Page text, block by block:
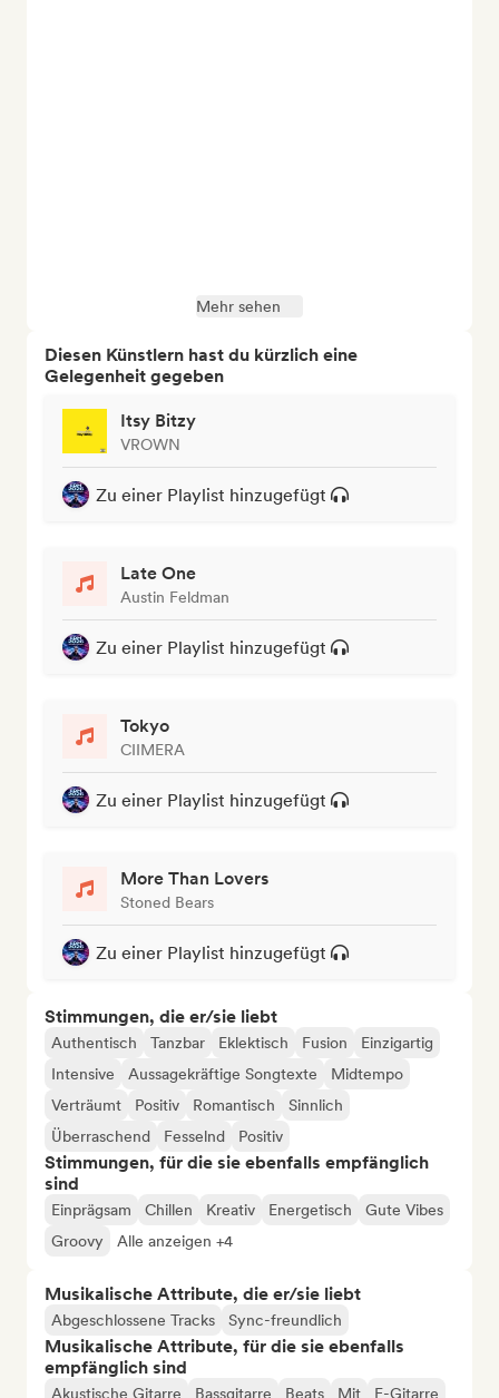
Mehr sehen
Diesen Künstlern hast du kürzlich eine
Gelegenheit gegeben
Itsy Bitzy
VROWN
Zu einer Playlist hinzugefügt
Late One
Austin Feldman
Zu einer Playlist hinzugefügt
Tokyo
CIIMERA
Zu einer Playlist hinzugefügt
More Than Lovers
Stoned Bears
Zu einer Playlist hinzugefügt
Stimmungen, die er/sie liebt
Authentisch Tanzbar Eklektisch Fusion
Einzigartig
Intensive
Aussagekräftige Songtexte
Midtempo
Verträumt
Positiv Romantisch
Sinnlich
Überraschend
Fesselnd Positiv
Stimmungen, für die sie ebenfalls empfänglich
sind
Einprägsam Chillen Kreativ Energetisch
Gute Vibes
Groovy
Alle anzeigen +4
Musikalische Attribute, die er/sie liebt
Abgeschlossene Tracks Sync-freundlich
Musikalische Attribute, für die sie ebenfalls
empfänglich sind
Akustische Gitarre Bassgitarre Beats Mit E-Gitarre